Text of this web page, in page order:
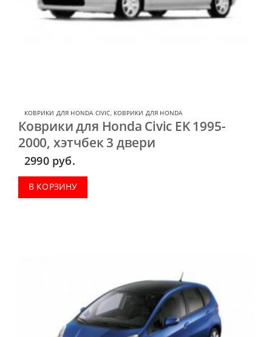
КОВРИКИ ДЛЯ HONDA CIVIC КОВРИКИ ДЛЯ HONDA
Коврики для Honda Civic EK 1995-
2000, хэтчбек 3 двери
2990 руб.
В КОРЗИНУ